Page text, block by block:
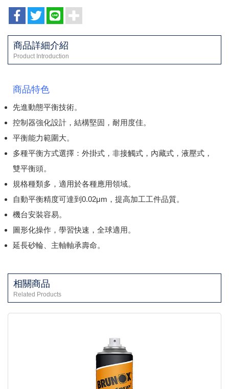
商品詳細介紹
Product Introduction
商品特色
先進動態平衡技術。
控制器強化設計，結構堅固，耐用度佳。
平衡能力範圍大。
多種平衡方式選擇：外掛式，非接觸式，內藏式，液壓式，
雙平衡頭。
規格種類多，適用於各種應用領域。
自動平衡精度可達到0.02μm，提高加工工件品質。
機台安裝容易。
圖形化操作，學習快速，全球適用。
延長砂輪、主軸軸承壽命。
相關商品
Related Products